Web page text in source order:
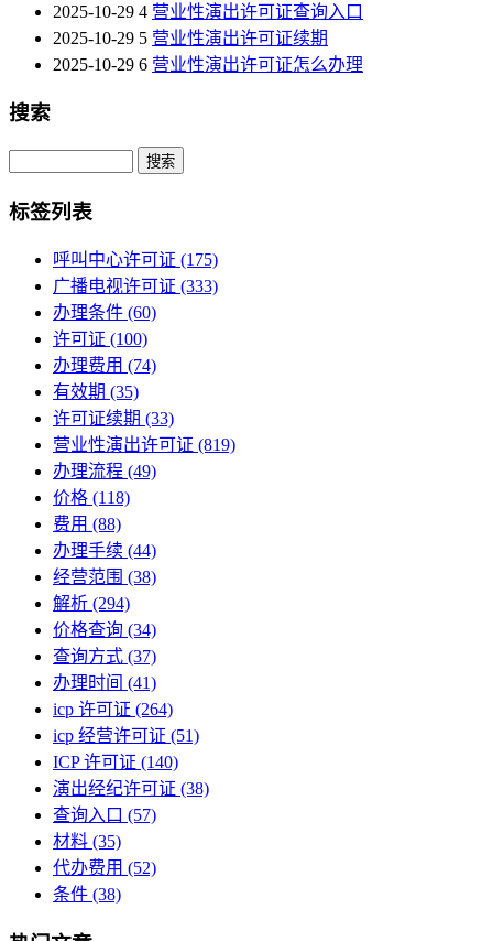
2025-10-29 4 营业性演出许可证查询入口
2025-10-29 5 营业性演出许可证续期
2025-10-29 6 营业性演出许可证怎么办理
搜索
Search
标签列表
呼叫中心许可证 (175)
广播电视许可证 (333)
办理条件 (60)
许可证 (100)
办理费用 (74)
有效期 (35)
许可证续期 (33)
营业性演出许可证 (819)
办理流程 (49)
价格 (118)
费用 (88)
办理手续 (44)
经营范围 (38)
解析 (294)
价格查询 (34)
查询方式 (37)
办理时间 (41)
icp 许可证 (264)
icp 经营许可证 (51)
ICP 许可证 (140)
演出经纪许可证 (38)
查询入口 (57)
材料 (35)
代办费用 (52)
条件 (38)